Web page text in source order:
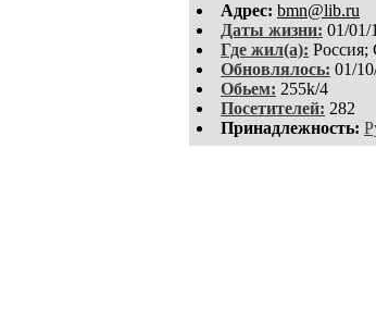
Aдpeс: bmn@lib.ru
Даты жизни: 01/01/
Где жил(а):
Обновлялось: 01/
Обьем: 255k/4
Посетителей: 282
Принадлежность: